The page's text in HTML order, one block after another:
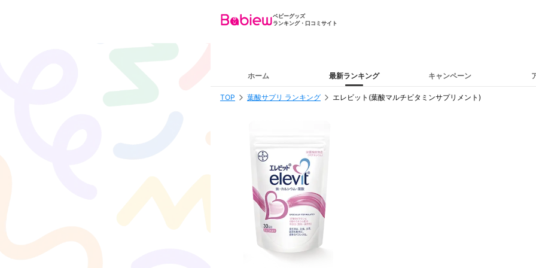
ベビーグッズ
ランキング・口コミサイト
ホーム 最新ランキング キャンペーン
TOP 葉酸サプリ ランキング エレビット(葉酸マルチビタミンサプリメント)